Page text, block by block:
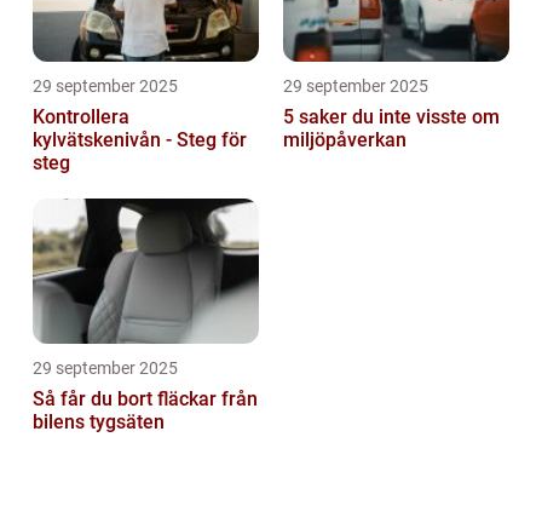
29 september 2025
Kontrollera
kylvätskenivån - Steg för
steg
29 september 2025
5 saker du inte visste om
miljöpåverkan
29 september 2025
Så får du bort fläckar från
bilens tygsäten